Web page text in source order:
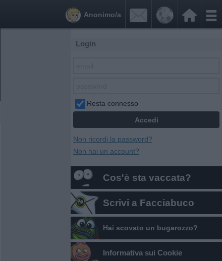


Anonimo/a
Login
Resta connesso
Non ricordi la password?
Non hai un account?
Cos'è sta vaccata?
Scrivi a Facciabuco
Hai scovato un bugarozzo?
Informativa sui Cookie